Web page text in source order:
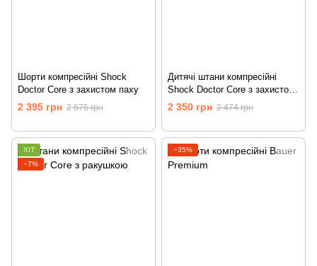
Шорти компресійні Shock
Doctor Core з захистом паху
2 395 грн 2 575 грн
Дитячі штани компресійні
Shock Doctor Core з захистом
паху
2 350 грн 2 474 грн
ХІТ
−7%
−35%